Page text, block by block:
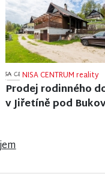
NISA CENTRUM reality
Prodej rodinného
ve Frýdlantu